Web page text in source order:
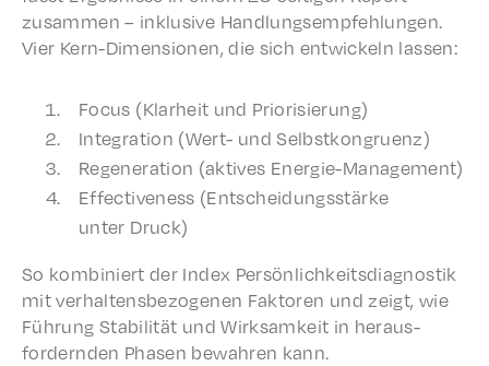
zusam­men – inklu­sive Hand­lungsempfehlun­gen.
Vier Kern-Dimen­sio­nen, die sich entwick­eln lassen:
Focus (Klarheit und Priorisierung)
Inte­gra­tion (Wert- und Selbstkongruenz)
Regen­er­a­tion (aktives Energie-Management)
Effec­tive­ness (Entschei­dungsstärke
unter Druck)
So kombiniert der Index Persön­lichkeits­di­ag­nos­tik
mit verhal­tens­be­zo­ge­nen Faktoren und zeigt, wie
Führung Stabil­ität und Wirk­samkeit in heraus­
fordern­den Phasen bewahren kann.